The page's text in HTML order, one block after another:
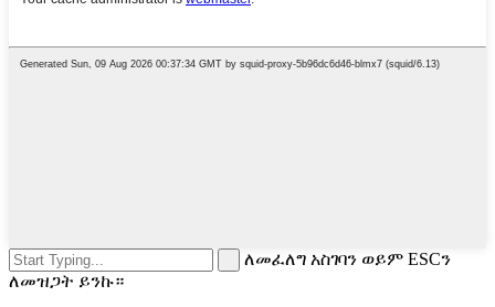
ለመፈለግ አስገባን ወይም ESCን
ለመዝጋት ይንኩ።